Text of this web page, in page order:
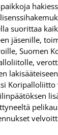
suorittaa
jäsenille,
Suomen
lakisääteiseen
Koripalloliitto